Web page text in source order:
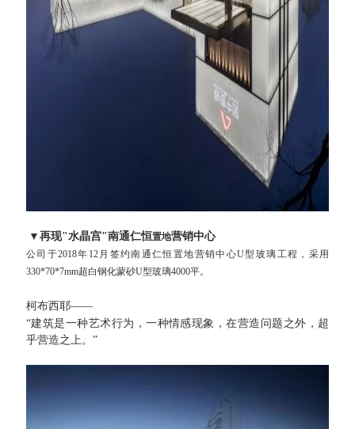
▼ 再现"水晶宫"南通仁恒置地营销中心
公司于2018年12月签约南通仁恒置地营销中心U型玻璃工程 ，采用
330*70*7mm超白钢化蒙砂U型玻璃4000平。
柯布西耶——
“建筑是一种艺术行为，一种情感现象，在营造问题之外，超
乎营造之上。”